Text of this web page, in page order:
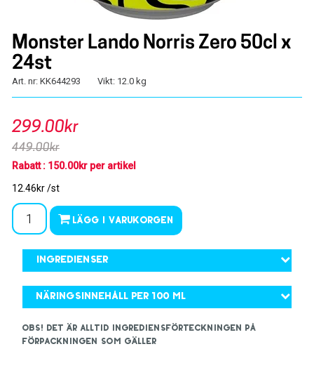
Monster Lando Norris Zero 50cl x
24st
Art. nr: KK644293 Vikt: 12.0 kg
299.00kr
449.00kr
Rabatt : 150.00kr per artikel
12.46kr /st
Lägg i varukorgen
Ingredienser
Näringsinnehåll per 100 ml
OBS! Det är alltid ingrediensförteckningen på
förpackningen som gäller